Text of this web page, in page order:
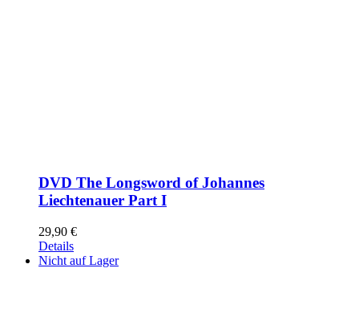
DVD The Longsword of Johannes
Liechtenauer Part I
29,90 €
Details
Nicht auf Lager